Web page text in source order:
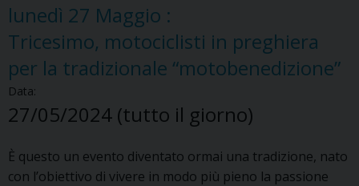
lunedì 27 Maggio :
Tricesimo, motociclisti in preghiera
per la tradizionale “motobenedizione”
Data:
27/05/2024 (tutto il giorno)
È questo un evento diventato ormai una tradizione, nato
con l’obiettivo di vivere in modo più pieno la passione